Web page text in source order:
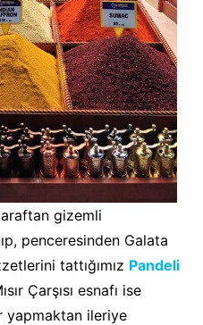
gizemli
penceresinden Galata
tattığımız Pandeli
Çarşısı esnafı ise
yapmaktan ileriye